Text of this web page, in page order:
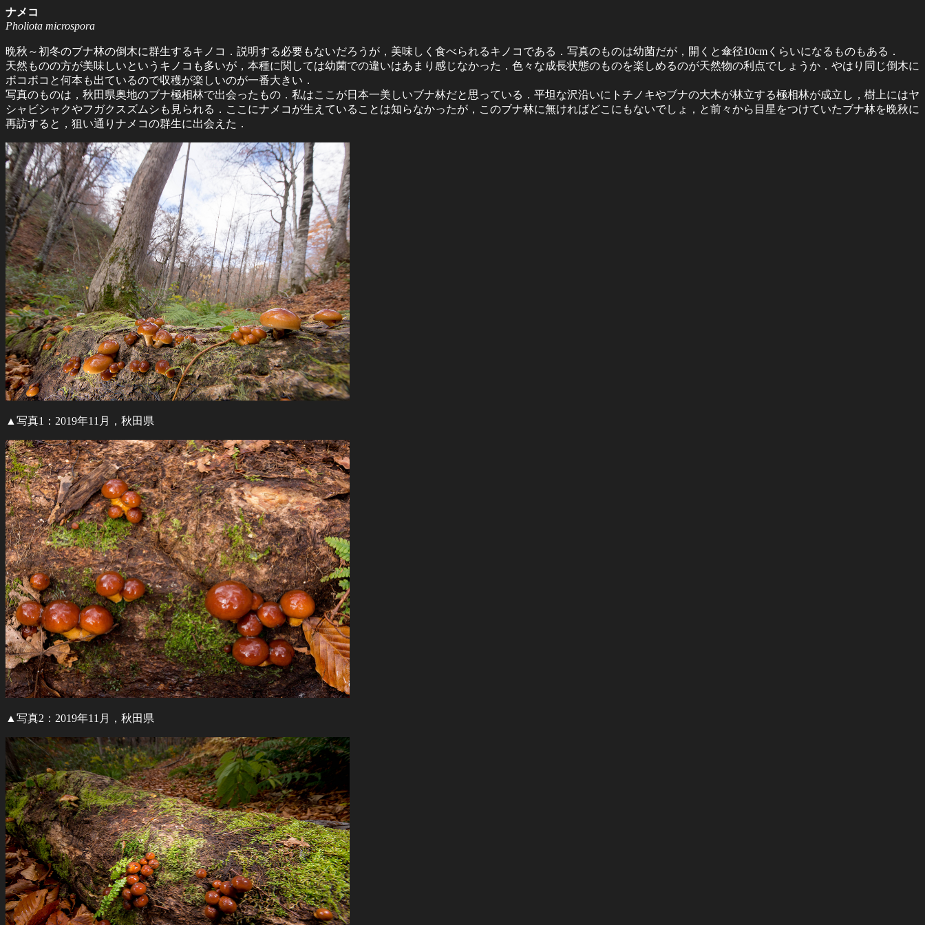
ナメコ
Pholiota microspora
晩秋～初冬のブナ林の倒木に群生するキノコ．説明する必要もないだろうが，美味しく食べられるキノコである．写真のものは幼菌だが，開くと傘径10cmくらいになるものもある．
天然ものの方が美味しいというキノコも多いが，本種に関しては幼菌での違いはあまり感じなかった．色々な成長状態のものを楽しめるのが天然物の利点でしょうか．やはり同じ倒木に
ボコボコと何本も出ているので収穫が楽しいのが一番大きい．
写真のものは，秋田県奥地のブナ極相林で出会ったもの．私はここが日本一美しいブナ林だと思っている．平坦な沢沿いにトチノキやブナの大木が林立する極相林が成立し，樹上にはヤ
シャビシャクやフガクスズムシも見られる．ここにナメコが生えていることは知らなかったが，このブナ林に無ければどこにもないでしょ，と前々から目星をつけていたブナ林を晩秋に
再訪すると，狙い通りナメコの群生に出会えた．
▲写真1：2019年11月，秋田県
▲写真2：2019年11月，秋田県